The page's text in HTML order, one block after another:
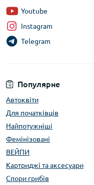
Популярне
Автоквіти
Для початківців
Найпотужніші
Фемінізовані
ВЕЙПИ
Картриджі та аксесуари
Спори грибів
Youtube
Instagram
Telegram